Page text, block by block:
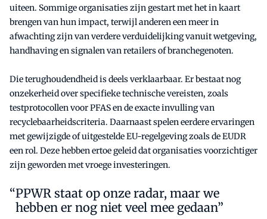
uiteen. Sommige organisaties zijn gestart met het in kaart
brengen van hun impact, terwijl anderen een meer in
afwachting zijn van verdere verduidelijking vanuit wetgeving,
handhaving en signalen van retailers of branchegenoten.
Die terughoudendheid is deels verklaarbaar. Er bestaat nog
onzekerheid over specifieke technische vereisten, zoals
testprotocollen voor PFAS en de exacte invulling van
recyclebaarheidscriteria. Daarnaast spelen eerdere ervaringen
met gewijzigde of uitgestelde EU-regelgeving zoals de EUDR
een rol. Deze hebben ertoe geleid dat organisaties voorzichtiger
zijn geworden met vroege investeringen.
PPWR staat op onze radar, maar we
hebben er nog niet veel mee gedaan”